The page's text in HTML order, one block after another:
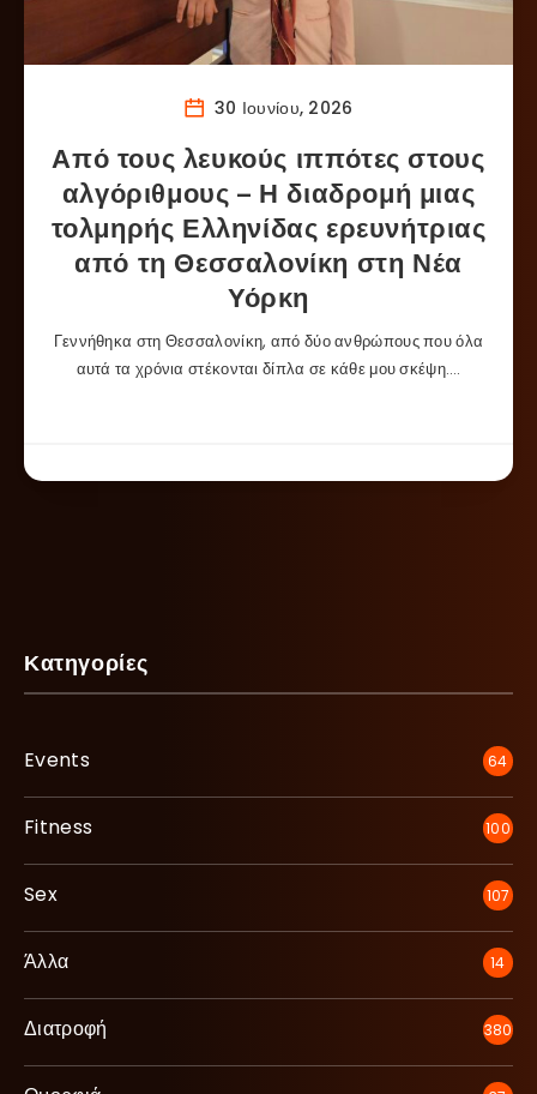
30 Ιουνίου, 2026
Από τους λευκούς ιππότες στους
αλγόριθμους – Η διαδρομή μιας
τολμηρής Ελληνίδας ερευνήτριας
από τη Θεσσαλονίκη στη Νέα
Υόρκη
Γεννήθηκα στη Θεσσαλονίκη, από δύο ανθρώπους που όλα
αυτά τα χρόνια στέκονται δίπλα σε κάθε μου σκέψη….
Κατηγορίες
Events 64
Fitness 100
Sex 107
Άλλα 14
Διατροφή 380